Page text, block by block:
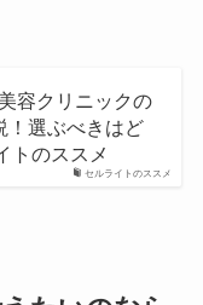
セルライトのススメ
容クリニックの
！選ぶべきはど
トのススメ